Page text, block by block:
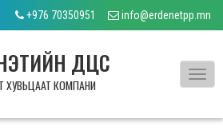
+976 70350951 info@erdenetpp.mn
ДЦС
ХУВЬЦААТ КОМПАНИ